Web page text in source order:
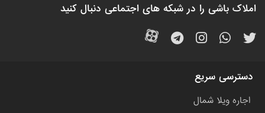
املاک باشی را در شبکه های اجتماعی دنبال کنید
دسترسی سریع
اجاره ویلا شمال